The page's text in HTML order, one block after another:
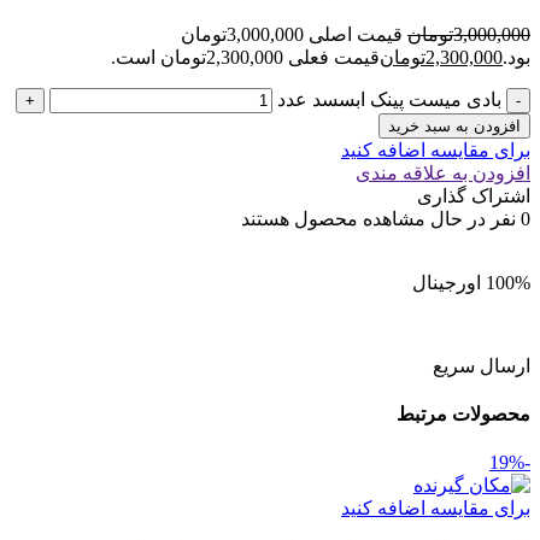
3,000,000تومان
قیمت اصلی 3,000,000تومان
بود.2,300,000تومانقیمت فعلی 2,300,000تومان است.
بادی میست پینک ابسسد عدد
افزودن به سبد خرید
برای مقایسه اضافه کنید
افزودن به علاقه مندی
اشتراک گذاری
0 نفر در حال مشاهده محصول هستند
100% اورجینال
ارسال سریع
محصولات مرتبط
-19%
برای مقایسه اضافه کنید